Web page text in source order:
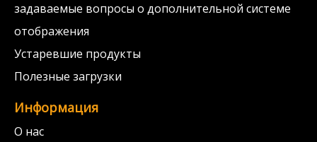
задаваемые вопросы о дополнительной системе
отображения
Устаревшие продукты
Полезные загрузки
Информация
О нас